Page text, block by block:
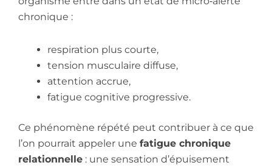
chronique :
respiration plus courte,
tension musculaire diffuse,
attention accrue,
fatigue cognitive progressive.
Ce phénomène répété peut contribuer à ce que
l’on pourrait appeler une fatigue chronique
relationnelle : une sensation d’épuisement